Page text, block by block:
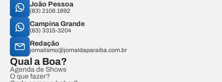
João Pessoa
(83) 2106.1892
Campina Grande
(83) 3315-3204
Redação
jornalismo@jornaldaparaiba.com.br
Qual a Boa?
Agenda de Shows
O que fazer?